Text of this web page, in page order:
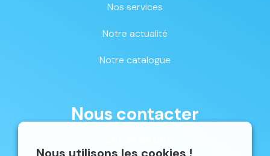
Nos services
Notre actualité
Notre catalogue
Nous contacter